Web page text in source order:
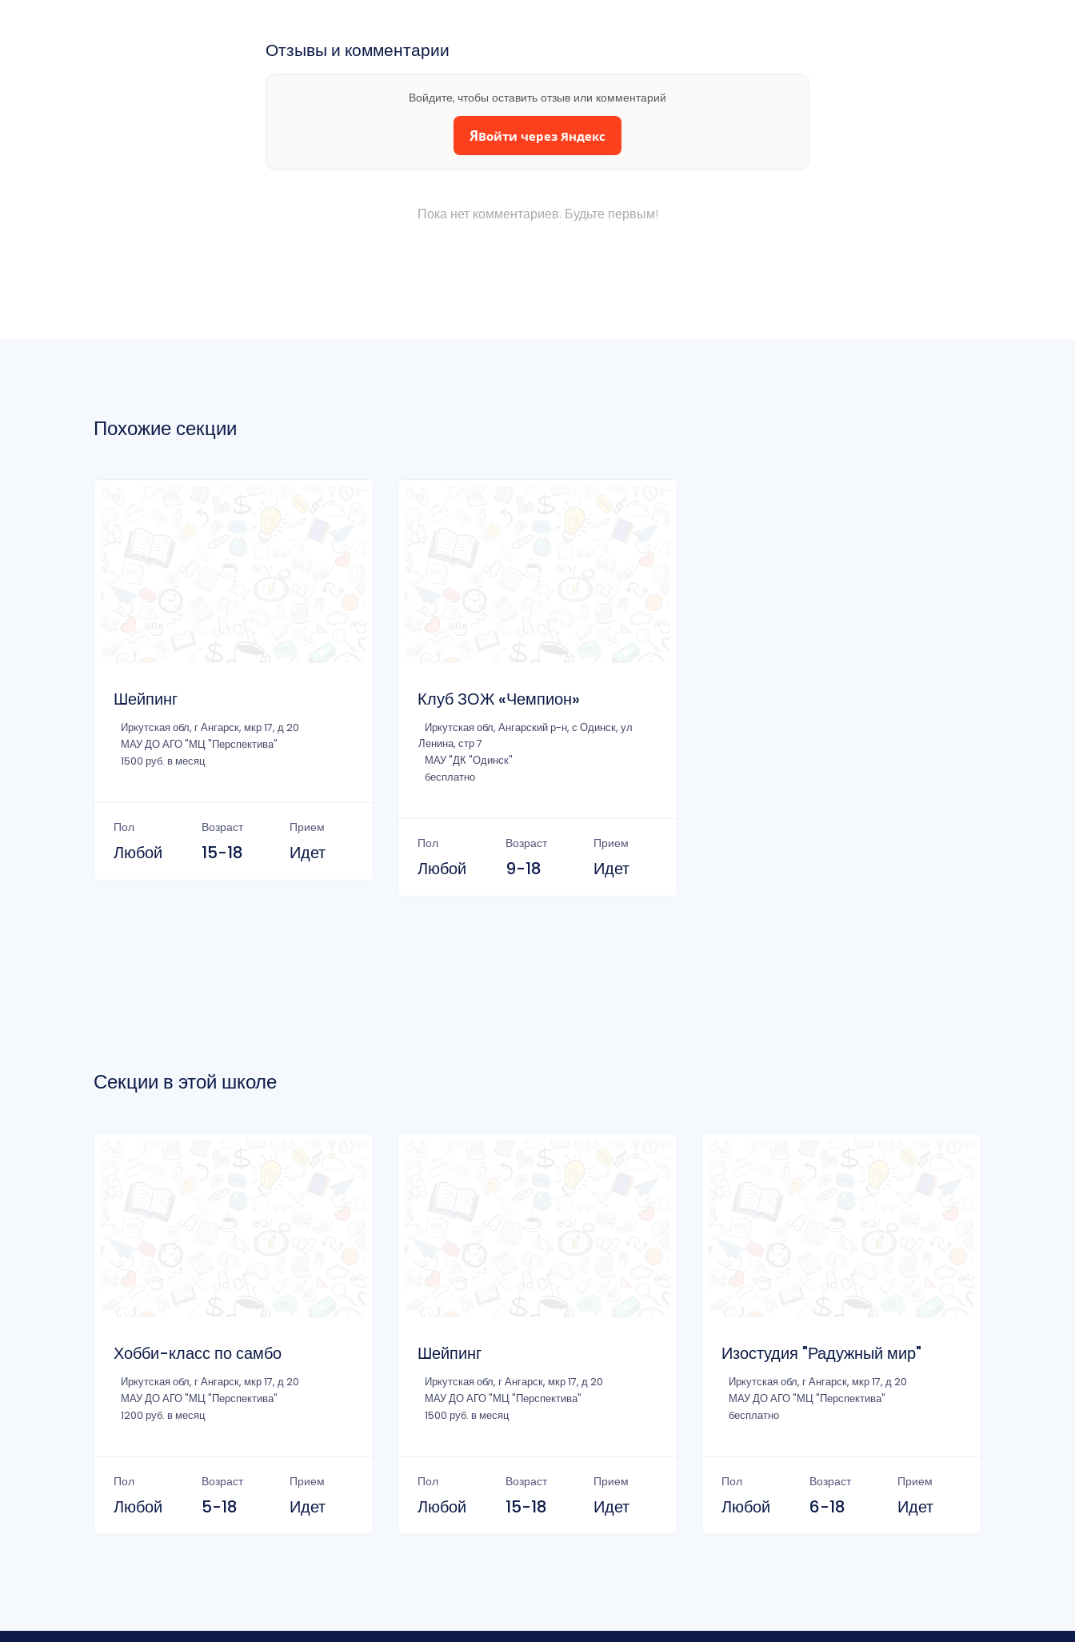
Отзывы и комментарии
Войдите, чтобы оставить отзыв или комментарий
ЯВойти через Яндекс
Пока нет комментариев. Будьте первым!
Похожие секции
Шейпинг
Иркутская обл, г Ангарск, мкр 17, д 20
МАУ ДО АГО "МЦ "Перспектива"
1500 руб. в месяц
Пол
Любой
Возраст
15-18
Прием
Идет
Клуб ЗОЖ «Чемпион»
Иркутская обл, Ангарский р-н, с Одинск, ул
Ленина, стр 7
МАУ "ДК "Одинск"
бесплатно
Пол
Любой
Возраст
9-18
Прием
Идет
Секции в этой школе
Хобби-класс по самбо
Иркутская обл, г Ангарск, мкр 17, д 20
МАУ ДО АГО "МЦ "Перспектива"
1200 руб. в месяц
Пол
Любой
Возраст
5-18
Прием
Идет
Шейпинг
Иркутская обл, г Ангарск, мкр 17, д 20
МАУ ДО АГО "МЦ "Перспектива"
1500 руб. в месяц
Пол
Любой
Возраст
15-18
Прием
Идет
Изостудия "Радужный мир"
Иркутская обл, г Ангарск, мкр 17, д 20
МАУ ДО АГО "МЦ "Перспектива"
бесплатно
Пол
Любой
Возраст
6-18
Прием
Идет